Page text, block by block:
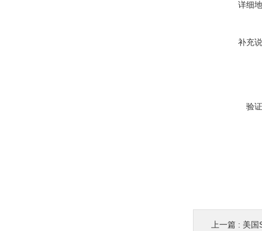
详细
补充
验
上一篇 : 美国